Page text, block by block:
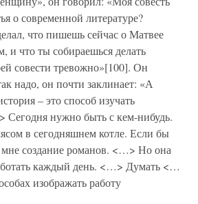
о современной литературе?
что пишешь сейчас о Матвее
и что ты собираешься делать
совести тревожно»[100]. Он
надо, он почти заклинает: «А
– это способ изучать
Сегодня нужно быть с кем-нибудь.
в сегодняшнем котле. Если бы
мне создание романов. <…> Но она
каждый день. <…> Думать <…
изображать работу